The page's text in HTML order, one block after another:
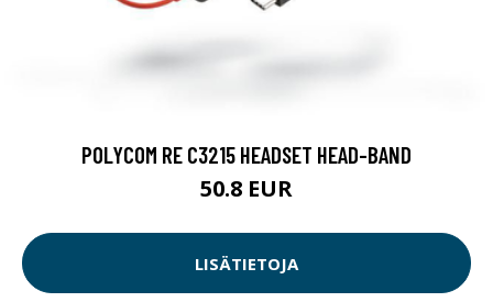
POLYCOM RE C3215 HEADSET HEAD-BAND
50.8 EUR
LISÄTIETOJA